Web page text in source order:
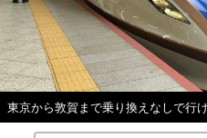
東京から敦賀まで乗り換えなしで行